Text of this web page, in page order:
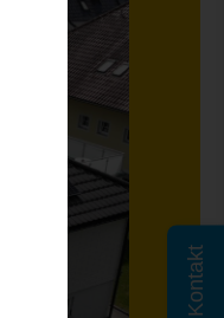
Kontakt